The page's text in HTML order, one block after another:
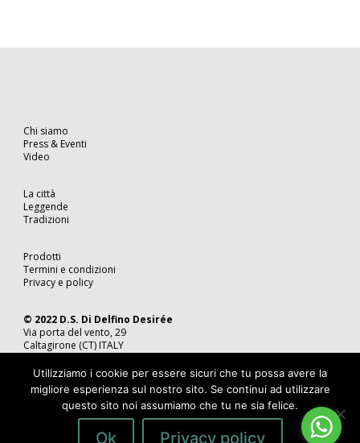
Chi siamo
Press & Eventi
Video
La città
Leggende
Tradizioni
Prodotti
Termini e condizioni
Privacy e policy
© 2022 D.S. Di Delfino Desirée
Via porta del vento, 29
Caltagirone (CT) ITALY
P.IVA 05815350870
Utilizziamo i cookie per essere sicuri che tu possa avere la
migliore esperienza sul nostro sito. Se continui ad utilizzare
questo sito noi assumiamo che tu ne sia felice.
Ok Privacy policy